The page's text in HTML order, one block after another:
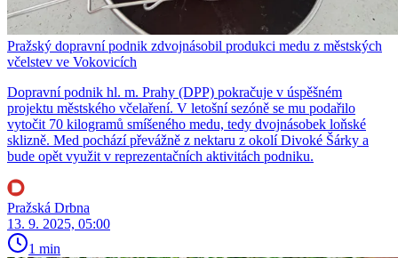
Pražský dopravní podnik zdvojnásobil produkci medu z městských
včelstev ve Vokovicích
Dopravní podnik hl. m. Prahy (DPP) pokračuje v úspěšném
projektu městského včelaření. V letošní sezóně se mu podařilo
vytočit 70 kilogramů smíšeného medu, tedy dvojnásobek loňské
sklizně. Med pochází převážně z nektaru z okolí Divoké Šárky a
bude opět využit v reprezentačních aktivitách podniku.
Pražská Drbna
13. 9. 2025, 05:00
1 min